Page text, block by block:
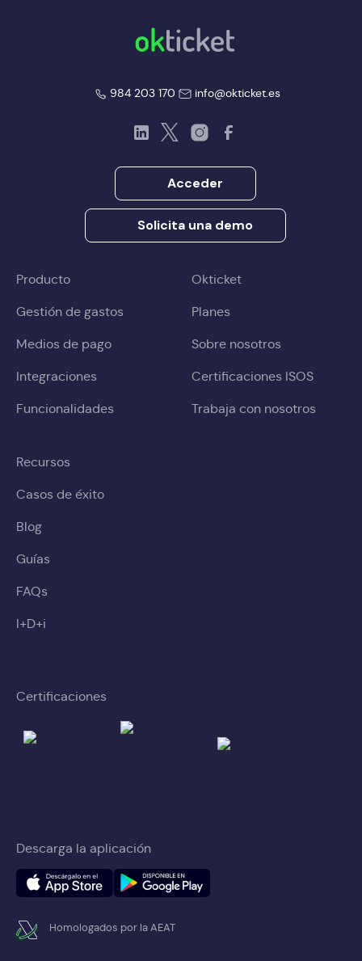
okticket
984 203 170 info@okticket.es
LinkedInTwitterInstagramFacebook
Acceder
Solicita una demo
Producto
Gestión de gastos
Medios de pago
Integraciones
Funcionalidades
Okticket
Planes
Sobre nosotros
Certificaciones ISOS
Trabaja con nosotros
Recursos
Casos de éxito
Blog
Guías
FAQs
I+D+i
Certificaciones
Descarga la aplicación
Homologados por la AEAT